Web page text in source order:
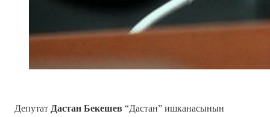
Депутат Дастан Бекешев “Дастан” ишканасынын